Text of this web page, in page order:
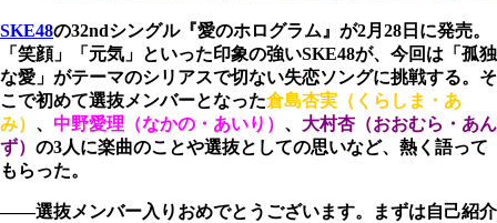
SKE48の32ndシングル『愛のホログラム』が2月28日に発売。
「笑顔」「元気」といった印象の強いSKE48が、今回は「孤独
な愛」がテーマのシリアスで切ない失恋ソングに挑戦する。そ
こで初めて選抜メンバーとなった倉島杏実（くらしま・あ
み） 、 中野愛理（なかの・あいり） 、 大村杏（おおむら・あん
ず） の3人に楽曲のことや選抜としての思いなど、熱く語って
もらった。
――選抜メンバー入りおめでとうございます。まずは自己紹介